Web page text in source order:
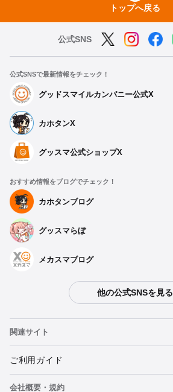
トップへ戻る
公式SNS
公式SNSで最新情報をチェック！
グッドスマイルカンパニー公式X
カホタンX
グッスマ公式ショップX
おすすめ情報をブログでチェック！
カホタンブログ
グッスマらぼ
メカスマブログ
他の公式SNSを見る
関連サイト
ねんどろいど
ねんどろいどフェイスメーカー
ご利用ガイド
重要なお知らせ
会社概要・規約